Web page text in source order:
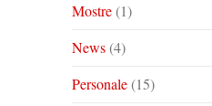
Mostre(1)
News(4)
Personale(15)